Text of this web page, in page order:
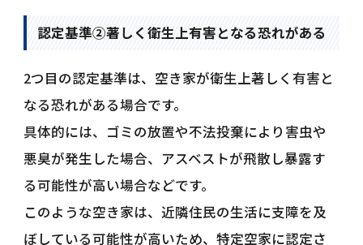
認定基準②著しく衛生上有害となる恐れがある
2つ目の認定基準は、空き家が衛生上著しく有害と
なる恐れがある場合です。
具体的には、ゴミの放置や不法投棄により害虫や
悪臭が発生した場合、アスベストが飛散し暴露す
る可能性が高い場合などです。
このような空き家は、近隣住民の生活に支障を及
ぼしている可能性が高いため、特定空家に認定さ